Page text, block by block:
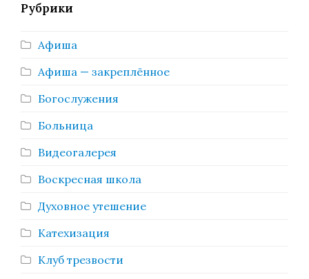
Рубрики
Афиша
Афиша — закреплённое
Богослужения
Больница
Видеогалерея
Воскресная школа
Духовное утешение
Катехизация
Клуб трезвости